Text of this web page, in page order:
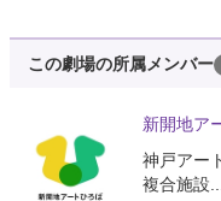
この劇場の所属メンバー
新開地ア
神戸アー
複合施設...